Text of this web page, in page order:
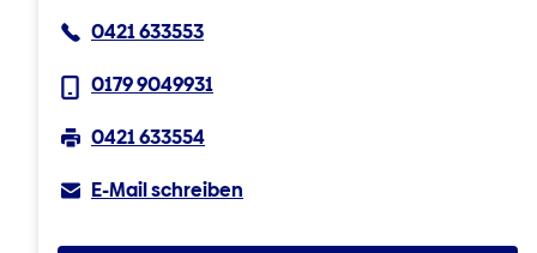
0421 633553
0179 9049931
0421 633554
E-Mail schreiben